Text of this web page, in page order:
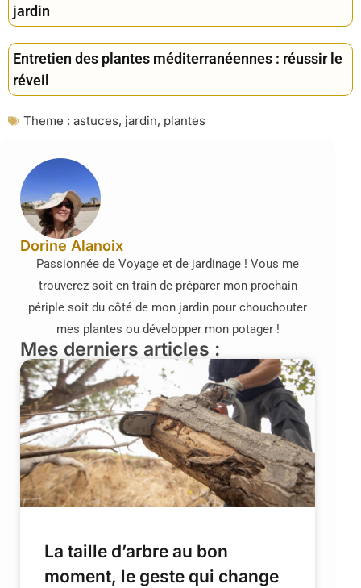
jardin
Entretien des plantes méditerranéennes : réussir le
réveil
Theme : astuces, jardin, plantes
Dorine Alanoix
Passionnée de Voyage et de jardinage ! Vous me
trouverez soit en train de préparer mon prochain
périple soit du côté de mon jardin pour chouchouter
mes plantes ou développer mon potager !
Mes derniers articles :
La taille d’arbre au bon
moment, le geste qui change